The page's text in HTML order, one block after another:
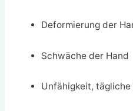
Deformierung der
Schwäche der Hand
Unfähigkeit,